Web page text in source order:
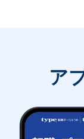
ア